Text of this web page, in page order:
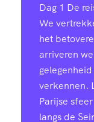
Dag 1 De
We
het
arriveren
verkennen.
Parijse
langs de